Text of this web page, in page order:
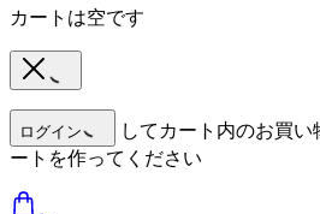
カートは空です
ログイン
してカート内のお買
ートを作ってください